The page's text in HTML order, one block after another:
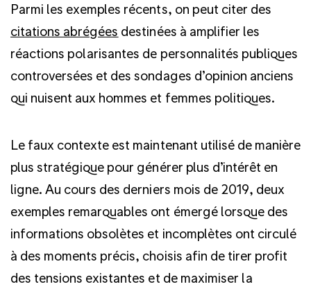
Parmi les exemples récents, on peut citer des
citations abrégées destinées à amplifier les
réactions polarisantes de personnalités publiques
controversées et des sondages d’opinion anciens
qui nuisent aux hommes et femmes politiques.
Le faux contexte est maintenant utilisé de manière
plus stratégique pour générer plus d’intérêt en
ligne. Au cours des derniers mois de 2019, deux
exemples remarquables ont émergé lorsque des
informations obsolètes et incomplètes ont circulé
à des moments précis, choisis afin de tirer profit
des tensions existantes et de maximiser la